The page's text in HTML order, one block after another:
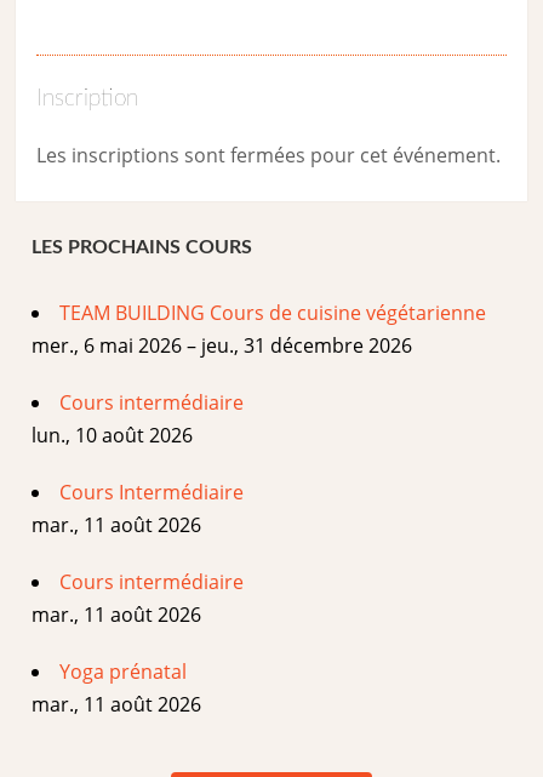
Inscription
Les inscriptions sont fermées pour cet événement.
LES PROCHAINS COURS
TEAM BUILDING Cours de cuisine végétarienne
mer., 6 mai 2026 – jeu., 31 décembre 2026
Cours intermédiaire
lun., 10 août 2026
Cours Intermédiaire
mar., 11 août 2026
Cours intermédiaire
mar., 11 août 2026
Yoga prénatal
mar., 11 août 2026